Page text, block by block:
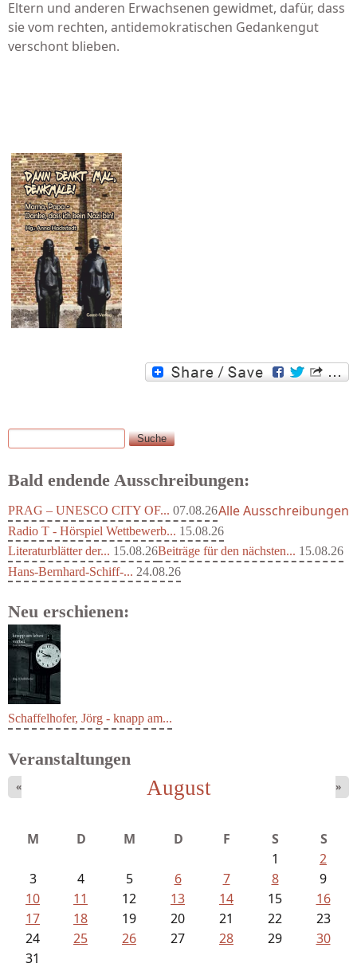
Eltern und anderen Erwachsenen gewidmet, dafür, dass
sie vom rechten, antidemokratischen Gedankengut
verschont blieben.
Suchformular
Suche
Bald endende Ausschreibungen:
PRAG – UNESCO CITY OF... 07.08.26
Radio T - Hörspiel Wettbewerb... 15.08.26
Literaturblätter der... 15.08.26Beiträge für den nächsten... 15.08.26
Hans-Bernhard-Schiff-... 24.08.26
Alle Ausschreibungen
Neu erschienen:
Schaffelhofer, Jörg - knapp am...
Veranstaltungen
August
« »
M D M D F S
S
1
2
3
4 5 6 7 8
9
10
11 12 13 14 15
16
17
18 19 20 21 22
23
24
25 26 27 28 29
30
31